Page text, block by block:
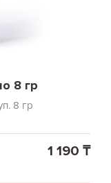
8 гр
8 гр
1 190 ₸